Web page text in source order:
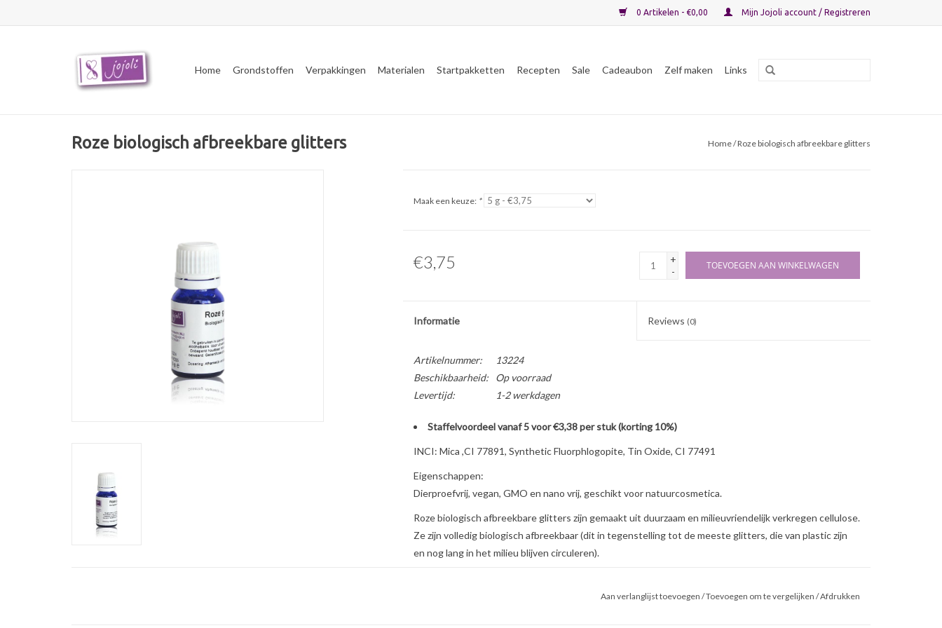
0 Artikelen - €0,00 Mijn Jojoli account / Registreren
Home Grondstoffen Verpakkingen Materialen Startpakketten Recepten Sale Cadeaubon Zelf maken Links
Roze biologisch afbreekbare glitters Home/ Roze biologisch afbreekbare glitters
Maak een keuze: *
€3,75
+
-
TOEVOEGEN AAN WINKELWAGEN
Informatie Reviews (0)
Artikelnummer:
13224
Beschikbaarheid:
Op voorraad
Levertijd:
1-2 werkdagen
Staffelvoordeel vanaf 5 voor €3,38 per stuk (korting 10%)
INCI: Mica ,CI 77891, Synthetic Fluorphlogopite, Tin Oxide, CI 77491
Eigenschappen:
Dierproefvrij, vegan, GMO en nano vrij, geschikt voor natuurcosmetica.
Roze biologisch afbreekbare glitters zijn gemaakt uit duurzaam en milieuvriendelijk verkregen cellulose.
Ze zijn volledig biologisch afbreekbaar (dit in tegenstelling tot de meeste glitters, die van plastic zijn
en nog lang in het milieu blijven circuleren).
compost en afvalwater) in koolstofdioxide, water en biomassa. Zonder deze organismen worden de
Aan verlanglijst toevoegen /Toevoegen om te vergelijken /Afdrukken